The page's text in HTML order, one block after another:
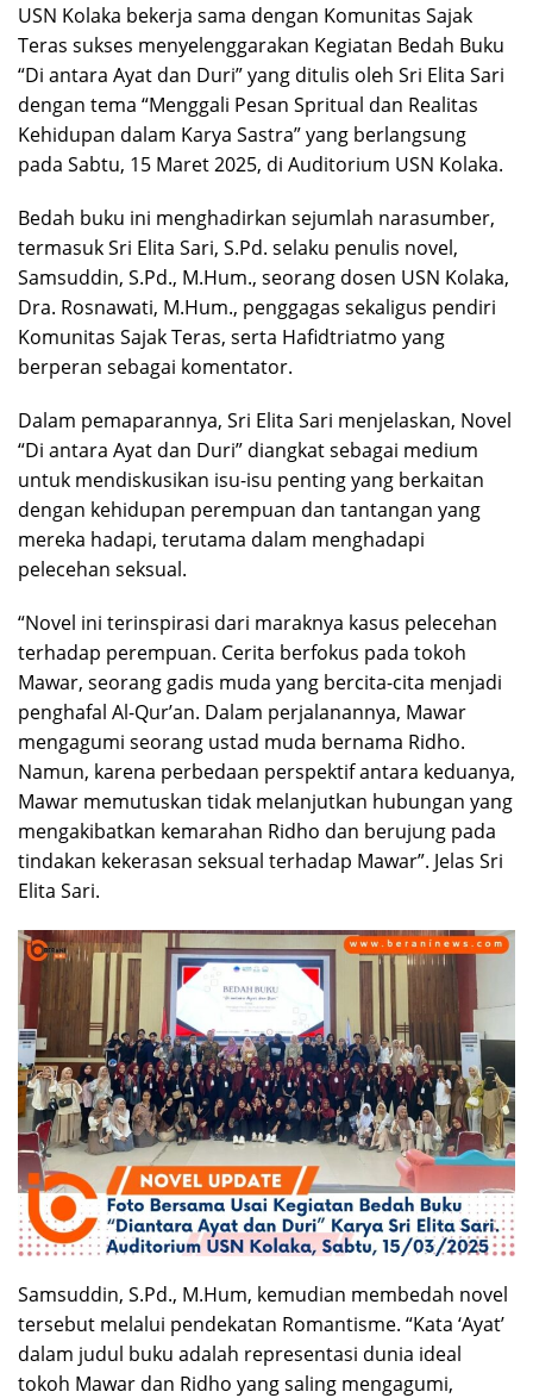
USN Kolaka bekerja sama dengan Komunitas Sajak
Teras sukses menyelenggarakan Kegiatan Bedah Buku
“Di antara Ayat dan Duri” yang ditulis oleh Sri Elita Sari
dengan tema “Menggali Pesan Spritual dan Realitas
Kehidupan dalam Karya Sastra” yang berlangsung
pada Sabtu, 15 Maret 2025, di Auditorium USN Kolaka.
Bedah buku ini menghadirkan sejumlah narasumber,
termasuk Sri Elita Sari, S.Pd. selaku penulis novel,
Samsuddin, S.Pd., M.Hum., seorang dosen USN Kolaka,
Dra. Rosnawati, M.Hum., penggagas sekaligus pendiri
Komunitas Sajak Teras, serta Hafidtriatmo yang
berperan sebagai komentator.
Dalam pemaparannya, Sri Elita Sari menjelaskan, Novel
“Di antara Ayat dan Duri” diangkat sebagai medium
untuk mendiskusikan isu-isu penting yang berkaitan
dengan kehidupan perempuan dan tantangan yang
mereka hadapi, terutama dalam menghadapi
pelecehan seksual.
“Novel ini terinspirasi dari maraknya kasus pelecehan
terhadap perempuan. Cerita berfokus pada tokoh
Mawar, seorang gadis muda yang bercita-cita menjadi
penghafal Al-Qur’an. Dalam perjalanannya, Mawar
mengagumi seorang ustad muda bernama Ridho.
Namun, karena perbedaan perspektif antara keduanya,
Mawar memutuskan tidak melanjutkan hubungan yang
mengakibatkan kemarahan Ridho dan berujung pada
tindakan kekerasan seksual terhadap Mawar”. Jelas Sri
Elita Sari.
Samsuddin, S.Pd., M.Hum, kemudian membedah novel
tersebut melalui pendekatan Romantisme. “Kata ‘Ayat’
dalam judul buku adalah representasi dunia ideal
tokoh Mawar dan Ridho yang saling mengagumi,